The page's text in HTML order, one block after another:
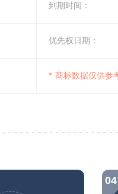
到期时间：
优先权日期：
* 商标数据仅供参